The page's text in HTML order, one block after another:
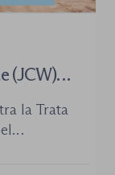
(JCW)
y
la Trata